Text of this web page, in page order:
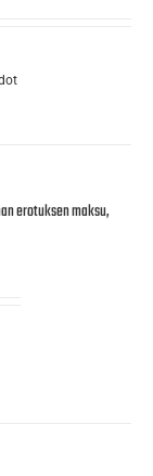
erotuksen maksu,